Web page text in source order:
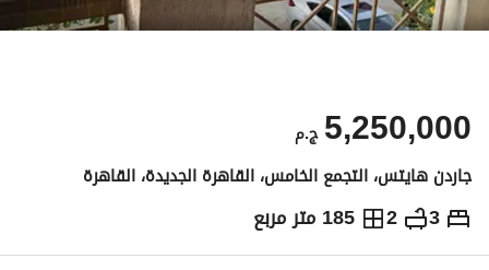
ج.م 5,250,000
جاردن هايتس، التجمع الخامس، القاهرة الجديدة، القاهرة
3
2 185 متر مربع ج.م5,250,000